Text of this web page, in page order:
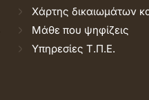
Χάρτης δικαιωμάτων
Μάθε που ψηφίζεις
Υπηρεσίες Τ.Π.Ε.